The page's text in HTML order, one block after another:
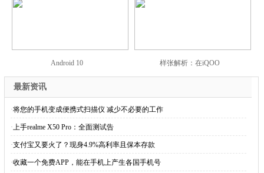
Android 10 样张解析：在iQOO
最新资讯
·将您的手机变成便携式扫描仪 减少不必要的工作
·上手realme X50 Pro：全面测试告
·支付宝又要火了？现身4.9%高利率且保本存款
·收藏一个免费APP，能在手机上产生各国手机号